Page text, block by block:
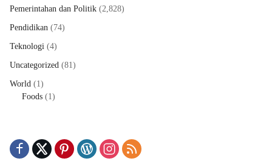
Pemerintahan dan Politik (2,828)
Pendidikan (74)
Teknologi (4)
Uncategorized (81)
World (1)
Foods (1)